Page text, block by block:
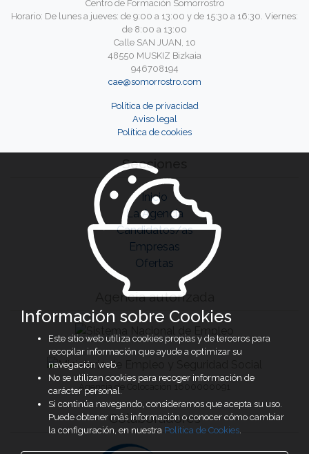
Centro de Formación Somorrostro
Horario: De lunes a jueves: de 9:00 a 13:00 y de 15:30 a 16:30. Viernes:
de 8:00 a 13:00
Calle SAN JUAN, 10
48550 MUSKIZ Bizkaia
946708194
cae@somorrostro.com
Política de privacidad
Aviso legal
Política de cookies
Secciones
Inicio
La Agencia
Candidatos/as
Empresas
Ofertas
Agencia autorizada
Agencia de Colocación 1600000091
Colaboradores
Información sobre Cookies
Este sitio web utiliza cookies propias y de terceros para
recopilar información que ayude a optimizar su
navegación web.
No se utilizan cookies para recoger información de
carácter personal.
Si continúa navegando, consideramos que acepta su uso.
Puede obtener más información o conocer cómo cambiar
la configuración, en nuestra Política de Cookies.